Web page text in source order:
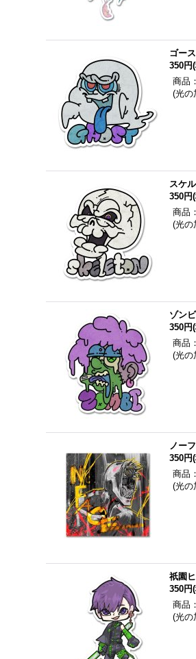
ゴー
350円
商品
(光の
スケ
350円
商品
(光の
ゾン
350円
商品
(光の
ノー
350円
商品
(光の
祇園
350円
商品
(光の